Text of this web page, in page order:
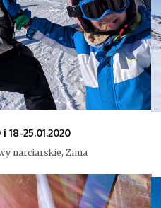
18-25.01.2020
narciarskie, Zima